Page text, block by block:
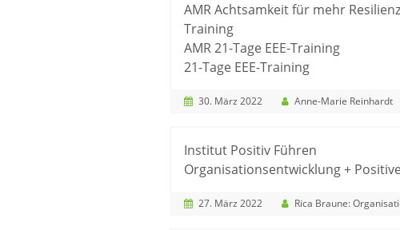
AMR Achtsamkeit für mehr Resilienz
Training
AMR 21-Tage EEE-Training
21-Tage EEE-Training
30. März 2022 Anne-Marie Reinhardt
Institut Positiv Führen
Organisationsentwicklung +
27. März 2022 Rica Braune: Organisationsentwicklung + Positive Leadership| Institut